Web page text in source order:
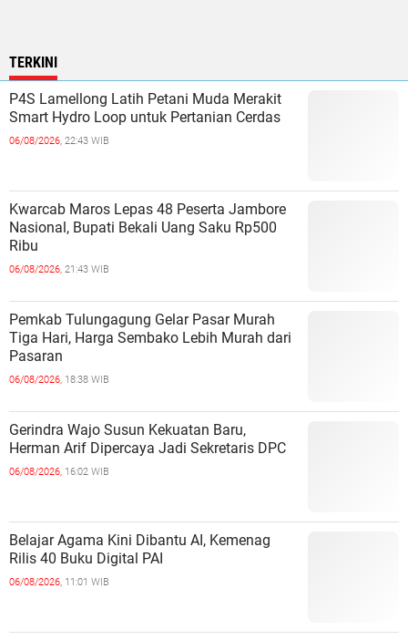
TERKINI
P4S Lamellong Latih Petani Muda Merakit
Smart Hydro Loop untuk Pertanian Cerdas
06/08/2026, 22:43 WIB
Kwarcab Maros Lepas 48 Peserta Jambore
Nasional, Bupati Bekali Uang Saku Rp500
Ribu
06/08/2026, 21:43 WIB
Pemkab Tulungagung Gelar Pasar Murah
Tiga Hari, Harga Sembako Lebih Murah dari
Pasaran
06/08/2026, 18:38 WIB
Gerindra Wajo Susun Kekuatan Baru,
Herman Arif Dipercaya Jadi Sekretaris DPC
06/08/2026, 16:02 WIB
Belajar Agama Kini Dibantu AI, Kemenag
Rilis 40 Buku Digital PAI
06/08/2026, 11:01 WIB